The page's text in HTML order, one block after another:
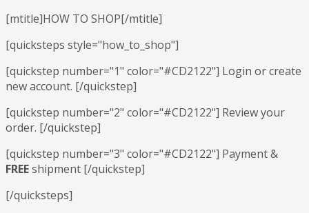
[mtitle]HOW TO SHOP[/mtitle]
[quicksteps style="how_to_shop"]
[quickstep number="1" color="#CD2122"] Login or create
new account. [/quickstep]
[quickstep number="2" color="#CD2122"] Review your
order. [/quickstep]
[quickstep number="3" color="#CD2122"] Payment &
FREEshipment [/quickstep]
[/quicksteps]